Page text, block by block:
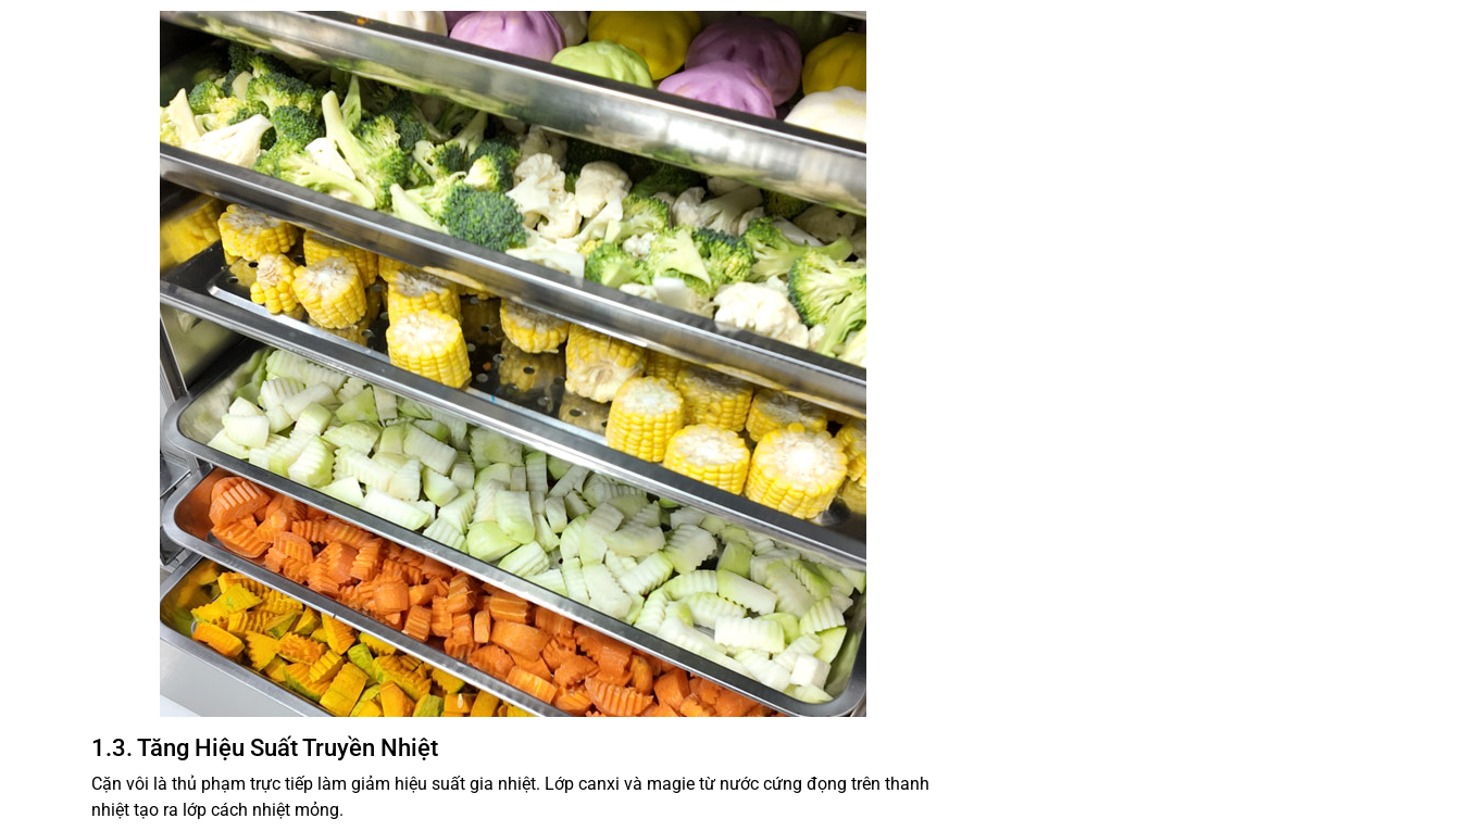
1.3. Tăng Hiệu Suất Truyền Nhiệt
Cặn vôi là thủ phạm trực tiếp làm giảm hiệu suất gia nhiệt. Lớp canxi và magie từ nước cứng đọng trên thanh
nhiệt tạo ra lớp cách nhiệt mỏng.